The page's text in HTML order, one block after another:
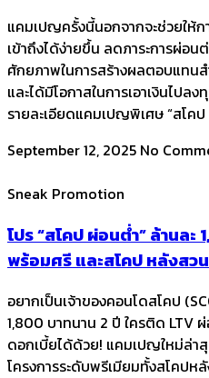
แคมเปญครั้งนี้นอกจากจะช่วยให้ก
เข้าถึงได้ง่ายขึ้น ลดภาระการผ่อ
ศักยภาพในการสร้างผลตอบแทน
และได้มีโอกาสในการเอาเงินไป
รายละเอียดแคมเปญพิเศษ “สโค
September 12, 2025 No
Sneak Promotion
โปร “สโคป ผ่อนต่ำ” ล้านละ
พร้อมศรี และสโคป หลังสวน
อยากเป็นเจ้าของคอนโดสโคป
1,800 บาทนาน 2 ปี ใครติด LTV
ดอกเบี้ยได้ด้วย! แคมเปญใหม่ล่า
โครงการระดับพรีเมียมทั้งสโคปห